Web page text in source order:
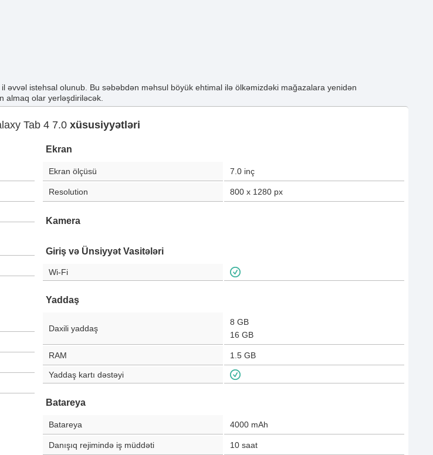
əvvəl istehsal olunub. Bu səbəbdən məhsul böyük ehtimal ilə ölkəmizdəki mağazalara yenidən
almaq olar yerləşdiriləcək.
Tab 4 7.0 xüsusiyyətləri
Ekran
Ekran ölçüsü 7.0 inç
Resolution 800 x 1280 px
Kamera
Giriş və Ünsiyyət Vasitələri
Wi-Fi
Yaddaş
Daxili yaddaş
8 GB
16 GB
RAM 1.5 GB
Yaddaş kartı dəstəyi
Batareya
Batareya 4000 mAh
Danışıq rejimində iş müddəti 10 saat